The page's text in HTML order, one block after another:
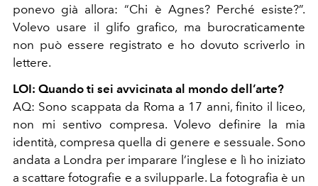
ponevo già allora: “Chi è Agnes? Perché esiste?”.
Volevo usare il glifo grafico, ma burocraticamente
non può essere registrato e ho dovuto scriverlo in
lettere.
LOI: Quando ti sei avvicinata al mondo dell’arte?
AQ: Sono scappata da Roma a 17 anni, finito il liceo,
non mi sentivo compresa. Volevo definire la mia
identità, compresa quella di genere e sessuale. Sono
andata a Londra per imparare l’inglese e lì ho iniziato
a scattare fotografie e a svilupparle. La fotografia è un